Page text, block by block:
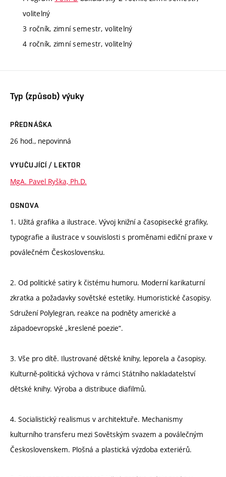
volitelný
3 ročník, zimní semestr, volitelný
4 ročník, zimní semestr, volitelný
Typ (způsob) výuky
PŘEDNÁŠKA
26 hod., nepovinná
VYUČUJÍCÍ / LEKTOR
MgA. Pavel Ryška, Ph.D.
OSNOVA
1. Užitá grafika a ilustrace. Vývoj knižní a časopisecké grafiky,
typografie a ilustrace v souvislosti s proměnami ediční praxe v
poválečném Československu.
2. Od politické satiry k čistému humoru. Moderní karikaturní
zkratka a požadavky sovětské estetiky. Humoristické časopisy.
Sdružení Polylegran, reakce na podněty americké a
západoevropské „kreslené poezie“.
3. Vše pro dítě. Ilustrované dětské knihy, leporela a časopisy.
Kulturně-politická výchova v rámci Státního nakladatelství
dětské knihy. Výroba a distribuce diafilmů.
4. Socialistický realismus v architektuře. Mechanismy
kulturního transferu mezi Sovětským svazem a poválečným
Československem. Plošná a plastická výzdoba exteriérů.